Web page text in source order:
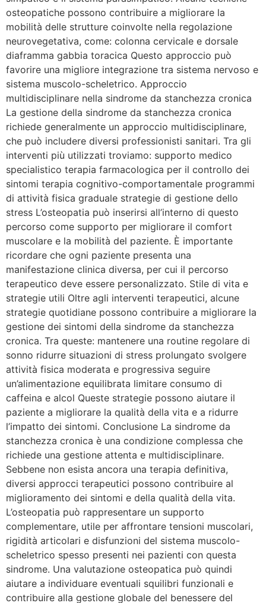
osteopatiche possono contribuire a migliorare la
mobilità delle strutture coinvolte nella regolazione
neurovegetativa, come: colonna cervicale e dorsale
diaframma gabbia toracica Questo approccio può
favorire una migliore integrazione tra sistema nervoso e
sistema muscolo-scheletrico. Approccio
multidisciplinare nella sindrome da stanchezza cronica
La gestione della sindrome da stanchezza cronica
richiede generalmente un approccio multidisciplinare,
che può includere diversi professionisti sanitari. Tra gli
interventi più utilizzati troviamo: supporto medico
specialistico terapia farmacologica per il controllo dei
sintomi terapia cognitivo-comportamentale programmi
di attività fisica graduale strategie di gestione dello
stress L’osteopatia può inserirsi all’interno di questo
percorso come supporto per migliorare il comfort
muscolare e la mobilità del paziente. È importante
ricordare che ogni paziente presenta una
manifestazione clinica diversa, per cui il percorso
terapeutico deve essere personalizzato. Stile di vita e
strategie utili Oltre agli interventi terapeutici, alcune
strategie quotidiane possono contribuire a migliorare la
gestione dei sintomi della sindrome da stanchezza
cronica. Tra queste: mantenere una routine regolare di
sonno ridurre situazioni di stress prolungato svolgere
attività fisica moderata e progressiva seguire
un’alimentazione equilibrata limitare consumo di
caffeina e alcol Queste strategie possono aiutare il
paziente a migliorare la qualità della vita e a ridurre
l’impatto dei sintomi. Conclusione La sindrome da
stanchezza cronica è una condizione complessa che
richiede una gestione attenta e multidisciplinare.
Sebbene non esista ancora una terapia definitiva,
diversi approcci terapeutici possono contribuire al
miglioramento dei sintomi e della qualità della vita.
L’osteopatia può rappresentare un supporto
complementare, utile per affrontare tensioni muscolari,
rigidità articolari e disfunzioni del sistema muscolo-
scheletrico spesso presenti nei pazienti con questa
sindrome. Una valutazione osteopatica può quindi
aiutare a individuare eventuali squilibri funzionali e
contribuire alla gestione globale del benessere del